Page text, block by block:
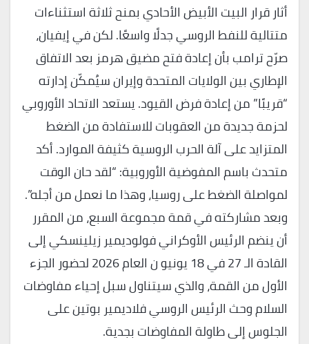
أثار قرار البيت الأبيض الأحادي بمنح ثلاثة استثناءات
متتالية للنفط الروسي جدلًا واسعًا. لكن في إيفيان،
صرّح ترامب بأن إعادة فتح مضيق هرمز بعد الاتفاق
الإطاري بين الولايات المتحدة وإيران سيُمكّن إدارته
“قريبًا” من إعادة فرض القيود. يستعد الاتحاد الأوروبي
لحزمة جديدة من العقوبات للاستفادة من الضغط
المتزايد على آلة الحرب الروسية كثيفة الموارد. أكد
متحدث باسم المفوضية الأوروبية: “لقد حان الوقت
لمواصلة الضغط على روسيا، وهذا ما نعمل من أجله”.
وبعد مشاركته في قمة مجموعة السبع، من المقرر
أن ينضم الرئيس الأوكراني فولوديمير زيلينسكي إلى
القادة الـ 27 في 18 يونيو ن العام 2026 لحضور الجزء
الأول من القمة، والذي سيتناول سبل إحياء مفاوضات
السلام وحث الرئيس الروسي فلاديمير بوتين على
الجلوس إلى طاولة المفاوضات بجدية.